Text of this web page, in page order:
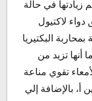
زيادتها في حالة
لاكتيول
البكتيريا
أنها تزيد من
تقوي مناعة
أ، بالإضافة إلي